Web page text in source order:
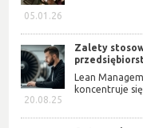
05.01.26
20.08.25
Zalety
Lean
koncentruje